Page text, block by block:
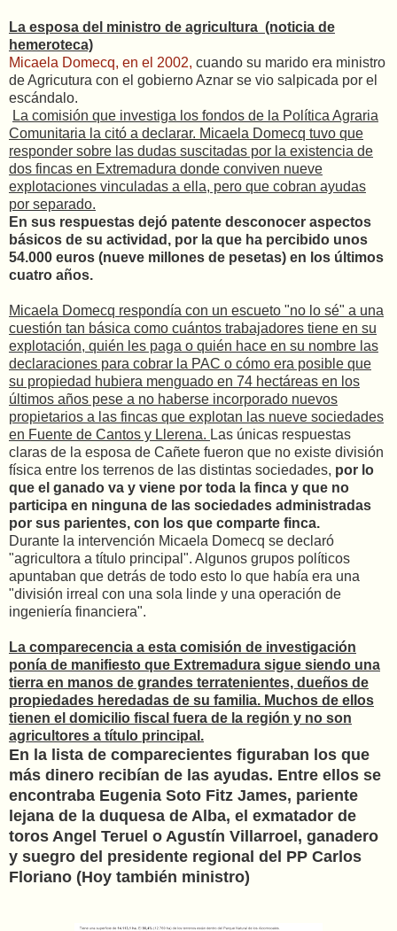
La esposa del ministro de agricultura (noticia de
hemeroteca)
Micaela Domecq, en el 2002, cuando su marido era ministro
de Agricutura con el gobierno Aznar se vio salpicada por el
escándalo.
La comisión que investiga los fondos de la Política Agraria
Comunitaria la citó a declarar. Micaela Domecq tuvo que
responder sobre las dudas suscitadas por la existencia de
dos fincas en Extremadura donde conviven nueve
explotaciones vinculadas a ella, pero que cobran ayudas
por separado.
En sus respuestas dejó patente desconocer aspectos
básicos de su actividad, por la que ha percibido unos
54.000 euros (nueve millones de pesetas) en los últimos
cuatro años.
Micaela Domecq respondía con un escueto "no lo sé" a una
cuestión tan básica como cuántos trabajadores tiene en su
explotación, quién les paga o quién hace en su nombre las
declaraciones para cobrar la PAC o cómo era posible que
su propiedad hubiera menguado en 74 hectáreas en los
últimos años pese a no haberse incorporado nuevos
propietarios a las fincas que explotan las nueve sociedades
en Fuente de Cantos y Llerena. Las únicas respuestas
claras de la esposa de Cañete fueron que no existe división
física entre los terrenos de las distintas sociedades, por lo
que el ganado va y viene por toda la finca y que no
participa en ninguna de las sociedades administradas
por sus parientes, con los que comparte finca.
Durante la intervención Micaela Domecq se declaró
"agricultora a título principal". Algunos grupos políticos
apuntaban que detrás de todo esto lo que había era una
"división irreal con una sola linde y una operación de
ingeniería financiera".
La comparecencia a esta comisión de investigación
ponía de manifiesto que Extremadura sigue siendo una
tierra en manos de grandes terratenientes, dueños de
propiedades heredadas de su familia. Muchos de ellos
tienen el domicilio fiscal fuera de la región y no son
agricultores a título principal.
En la lista de comparecientes figuraban los que
más dinero recibían de las ayudas. Entre ellos se
encontraba Eugenia Soto Fitz James, pariente
lejana de la duquesa de Alba, el exmatador de
toros Angel Teruel o Agustín Villarroel, ganadero
y suegro del presidente regional del PP Carlos
Floriano (Hoy también ministro)